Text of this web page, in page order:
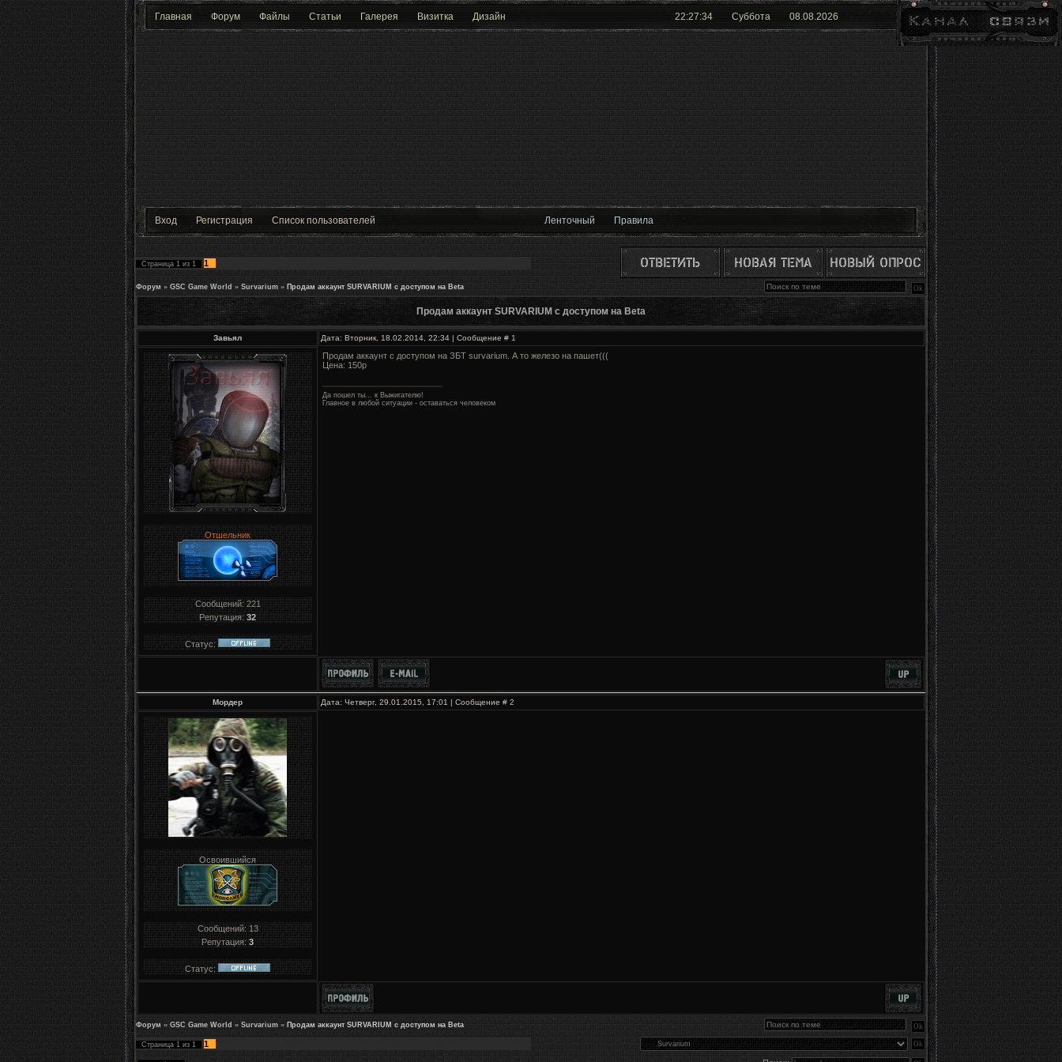
Главная Форум Файлы Статьи Галерея Визитка Дизайн 22:27:34 Суббота 08.08.2026
Вход Регистрация Список пользователей Ленточный Правила
Страница 1 из 1 1
Форум » GSC Game World » Survarium » Продам аккаунт SURVARIUM с доступом на Beta
Продам аккаунт SURVARIUM с доступом на Beta
Завьял Дата: Вторник, 18.02.2014, 22:34 | Сообщение # 1
Отшельник
Сообщений: 221
Репутация: 32
Статус:
Продам аккаунт с доступом на ЗБТ survarium. А то железо на пашет(((
Цена: 150р
Да пошел ты... к Выжигателю!
Главное в любой ситуации - оставаться человеком
Мордер Дата: Четверг, 29.01.2015, 17:01 | Сообщение # 2
Освоившийся
Сообщений: 13
Репутация: 3
Статус:
Форум » GSC Game World » Survarium » Продам аккаунт SURVARIUM с доступом на Beta
Страница 1 из 1
1